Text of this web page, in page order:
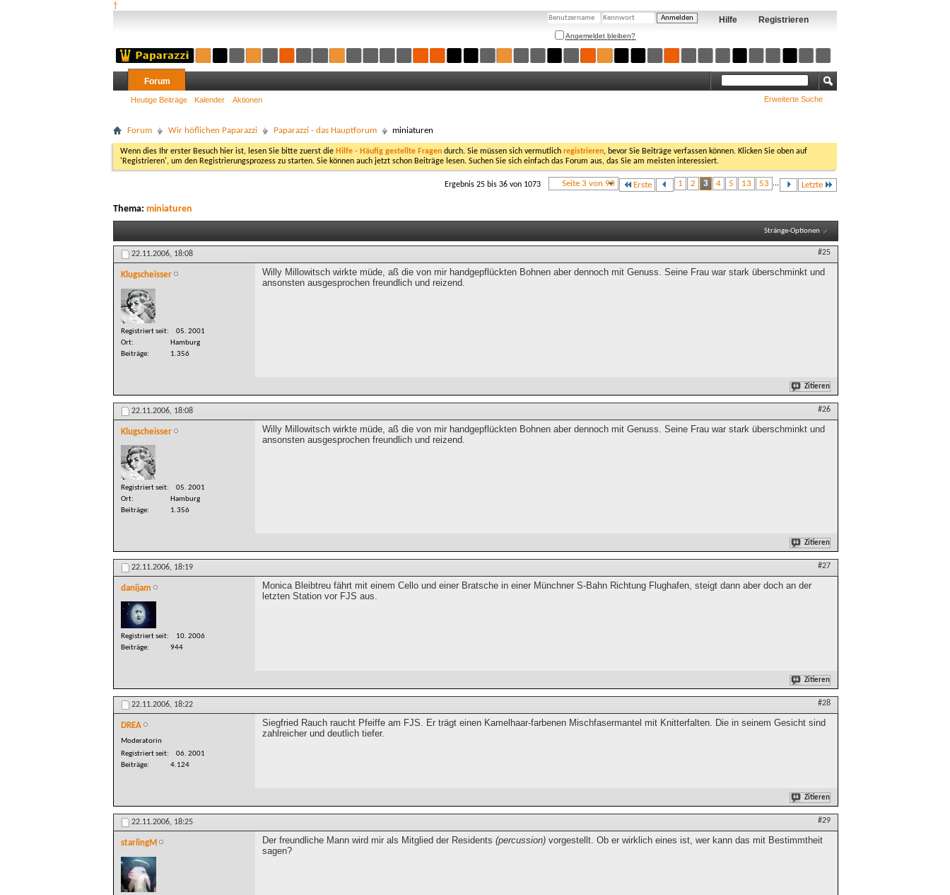
†
Registrieren
Hilfe
Angemeldet bleiben?
Forum
Heutige Beiträge Kalender Aktionen Erweiterte Suche
Forum Wir höflichen Paparazzi Paparazzi - das Hauptforum miniaturen
Wenn dies Ihr erster Besuch hier ist, lesen Sie bitte zuerst die Hilfe - Häufig gestellte Fragen durch. Sie müssen sich vermutlich registrieren, bevor Sie Beiträge verfassen können. Klicken Sie oben auf
'Registrieren', um den Registrierungsprozess zu starten. Sie können auch jetzt schon Beiträge lesen. Suchen Sie sich einfach das Forum aus, das Sie am meisten interessiert.
Seite 3 von 90 Erste 1 2 3 4 5 13 53 ... Letzte
Ergebnis 25 bis 36 von 1073
Thema: miniaturen
Stränge-Optionen
22.11.2006, 18:08 #25
Klugscheisser
Registriert seit
05. 2001
Ort
Hamburg
Beiträge
1.356
Willy Millowitsch wirkte müde, aß die von mir handgepflückten Bohnen aber dennoch mit Genuss. Seine Frau war stark überschminkt und
ansonsten ausgesprochen freundlich und reizend.
Zitieren
22.11.2006, 18:08 #26
Klugscheisser
Registriert seit
05. 2001
Ort
Hamburg
Beiträge
1.356
Willy Millowitsch wirkte müde, aß die von mir handgepflückten Bohnen aber dennoch mit Genuss. Seine Frau war stark überschminkt und
ansonsten ausgesprochen freundlich und reizend.
Zitieren
22.11.2006, 18:19 #27
danijam
Registriert seit
10. 2006
Beiträge
944
Monica Bleibtreu fährt mit einem Cello und einer Bratsche in einer Münchner S-Bahn Richtung Flughafen, steigt dann aber doch an der
letzten Station vor FJS aus.
Zitieren
22.11.2006, 18:22 #28
DREA
Moderatorin
Registriert seit
06. 2001
Beiträge
4.124
Siegfried Rauch raucht Pfeiffe am FJS. Er trägt einen Kamelhaar-farbenen Mischfasermantel mit Knitterfalten. Die in seinem Gesicht sind
zahlreicher und deutlich tiefer.
Zitieren
22.11.2006, 18:25 #29
starlingM Der freundliche Mann wird mir als Mitglied der Residents (percussion) vorgestellt. Ob er wirklich eines ist, wer kann das mit Bestimmtheit
sagen?